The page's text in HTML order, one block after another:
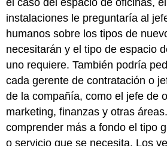
el caso del espacio de oficinas,
instalaciones le preguntaría al
humanos sobre los tipos de
necesitarán y el tipo de espacio
uno requiere. También podría
cada gerente de contratación o
de la compañía, como el jefe de
marketing, finanzas y otras
comprender más a fondo el tipo
o servicio que se necesita. Los